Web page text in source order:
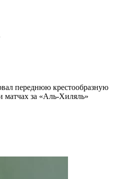
переднюю крестообразную
матчах за «Аль-Хиляль»